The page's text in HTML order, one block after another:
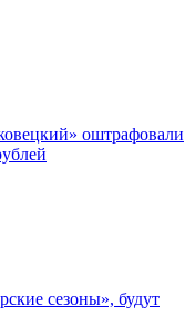
оштрафовали
сезоны», будут